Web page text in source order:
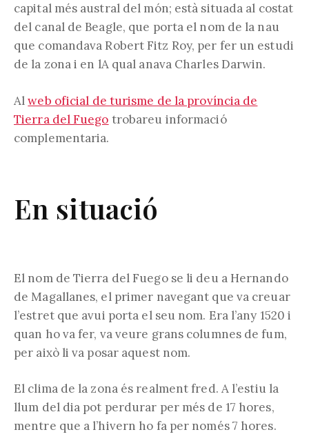
capital més austral del món; està situada al costat
del canal de Beagle, que porta el nom de la nau
que comandava Robert Fitz Roy, per fer un estudi
de la zona i en lA qual anava Charles Darwin.
Alweb oficial de turisme de la província de
Tierra del Fuego trobareu informació
complementaria.
En situació
El nom de Tierra del Fuego se li deu a Hernando
de Magallanes, el primer navegant que va creuar
l’estret que avui porta el seu nom. Era l’any 1520 i
quan ho va fer, va veure grans columnes de fum,
per això li va posar aquest nom.
El clima de la zona és realment fred. A l’estiu la
llum del dia pot perdurar per més de 17 hores,
mentre que a l’hivern ho fa per només 7 hores.